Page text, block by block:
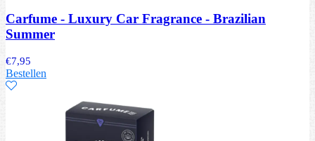
Carfume - Luxury Car Fragrance - Brazilian
Summer
€7,95
Bestellen